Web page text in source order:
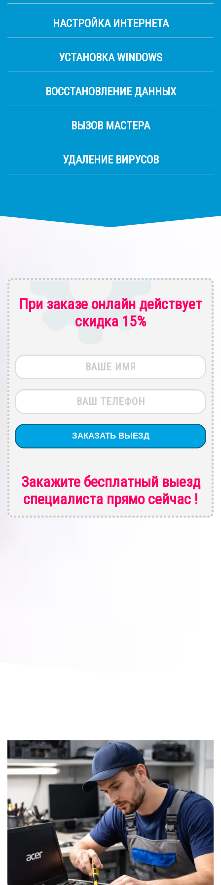
НАСТРОЙКА ИНТЕРНЕТА
УСТАНОВКА WINDOWS
ВОССТАНОВЛЕНИЕ ДАННЫХ
ВЫЗОВ МАСТЕРА
УДАЛЕНИЕ ВИРУСОВ
При заказе онлайн действует
скидка 15%
Закажите бесплатный выезд
специалиста прямо сейчас !